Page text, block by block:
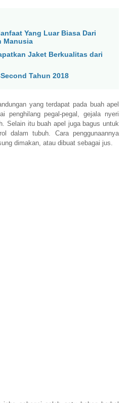
Yang Luar Biasa Dari
Manusia
Jaket Berkualitas dari
Tahun 2018
yang terdapat pada buah apel
penghilang pegal-pegal, gejala nyeri
Selain itu buah apel juga bagus untuk
dalam tubuh. Cara penggunaannya
dimakan, atau dibuat sebagai jus.